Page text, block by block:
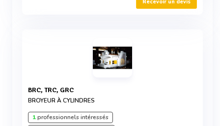
Recevoir un devis
BRC, TRC, GRC
BROYEUR À CYLINDRES
1professionnels intéressés